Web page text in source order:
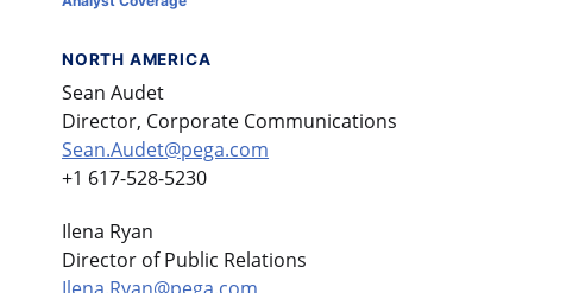
NORTH AMERICA
Sean Audet
Director, Corporate Communications
Sean.Audet@pega.com
+1 617-528-5230
Ilena Ryan
Director of Public Relations